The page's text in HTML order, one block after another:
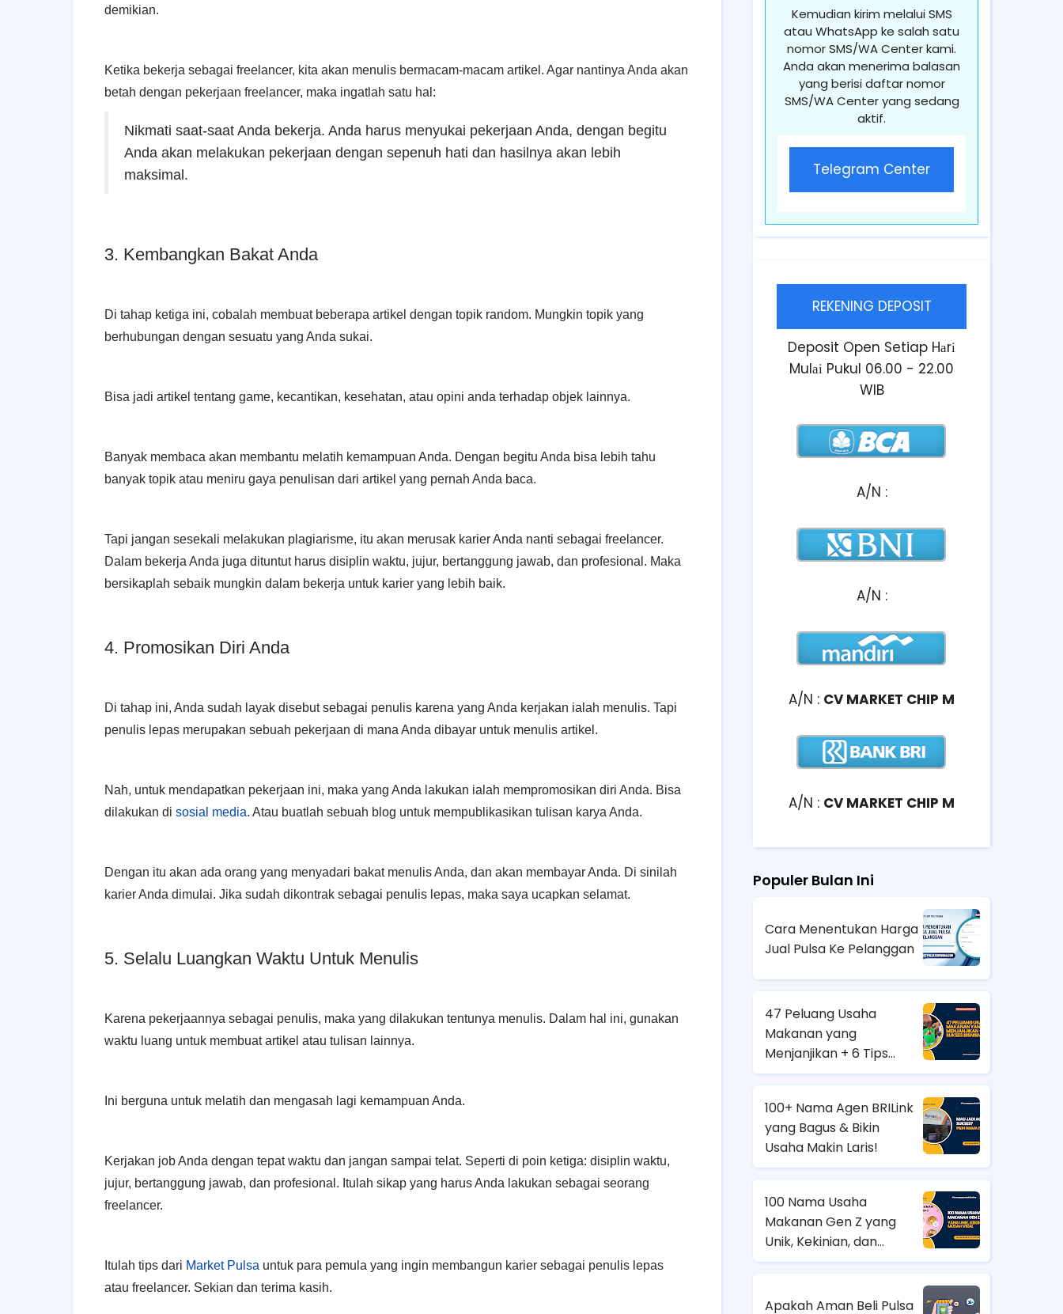
demikian.
Ketika bekerja sebagai freelancer, kita akan menulis bermacam-macam artikel. Agar nantinya Anda akan
betah dengan pekerjaan freelancer, maka ingatlah satu hal:
Nikmati saat-saat Anda bekerja. Anda harus menyukai pekerjaan Anda, dengan begitu
Anda akan melakukan pekerjaan dengan sepenuh hati dan hasilnya akan lebih
maksimal.
3. Kembangkan Bakat Anda
Di tahap ketiga ini, cobalah membuat beberapa artikel dengan topik random. Mungkin topik yang
berhubungan dengan sesuatu yang Anda sukai.
Bisa jadi artikel tentang game, kecantikan, kesehatan, atau opini anda terhadap objek lainnya.
Banyak membaca akan membantu melatih kemampuan Anda. Dengan begitu Anda bisa lebih tahu
banyak topik atau meniru gaya penulisan dari artikel yang pernah Anda baca.
Tapi jangan sesekali melakukan plagiarisme, itu akan merusak karier Anda nanti sebagai freelancer.
Dalam bekerja Anda juga dituntut harus disiplin waktu, jujur, bertanggung jawab, dan profesional. Maka
bersikaplah sebaik mungkin dalam bekerja untuk karier yang lebih baik.
4. Promosikan Diri Anda
Di tahap ini, Anda sudah layak disebut sebagai penulis karena yang Anda kerjakan ialah menulis. Tapi
penulis lepas merupakan sebuah pekerjaan di mana Anda dibayar untuk menulis artikel.
Nah, untuk mendapatkan pekerjaan ini, maka yang Anda lakukan ialah mempromosikan diri Anda. Bisa
dilakukan di sosial media. Atau buatlah sebuah blog untuk mempublikasikan tulisan karya Anda.
Dengan itu akan ada orang yang menyadari bakat menulis Anda, dan akan membayar Anda. Di sinilah
karier Anda dimulai. Jika sudah dikontrak sebagai penulis lepas, maka saya ucapkan selamat.
5. Selalu Luangkan Waktu Untuk Menulis
Karena pekerjaannya sebagai penulis, maka yang dilakukan tentunya menulis. Dalam hal ini, gunakan
waktu luang untuk membuat artikel atau tulisan lainnya.
Ini berguna untuk melatih dan mengasah lagi kemampuan Anda.
Kerjakan job Anda dengan tepat waktu dan jangan sampai telat. Seperti di poin ketiga: disiplin waktu,
jujur, bertanggung jawab, dan profesional. Itulah sikap yang harus Anda lakukan sebagai seorang
freelancer.
Itulah tips dari Market Pulsa untuk para pemula yang ingin membangun karier sebagai penulis lepas
atau freelancer. Sekian dan terima kasih.
Kemudian kirim melalui SMS
atau WhatsApp ke salah satu
nomor SMS/WA Center kami.
Anda akan menerima balasan
yang berisi daftar nomor
SMS/WA Center yang sedang
aktif.
Telegram Center
REKENING DEPOSIT
Deposit Open Setiap Hаrі
Mulаі Pukul 06.00 - 22.00
WIB
A/N :
A/N :
A/N : CV MARKET CHIP M
A/N : CV MARKET CHIP M
Populer Bulan Ini
Cara Menentukan Harga
Jual Pulsa Ke Pelanggan
47 Peluang Usaha
Makanan yang
Menjanjikan + 6 Tips
Sukses Bisnisnya!
100+ Nama Agen BRILink
yang Bagus & Bikin
Usaha Makin Laris!
100 Nama Usaha
Makanan Gen Z yang
Unik, Kekinian, dan
Mudah Viral
Apakah Aman Beli Pulsa